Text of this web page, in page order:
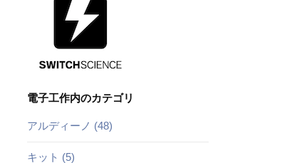
電子工作内のカテゴリ
アルディーノ (48)
キット (5)